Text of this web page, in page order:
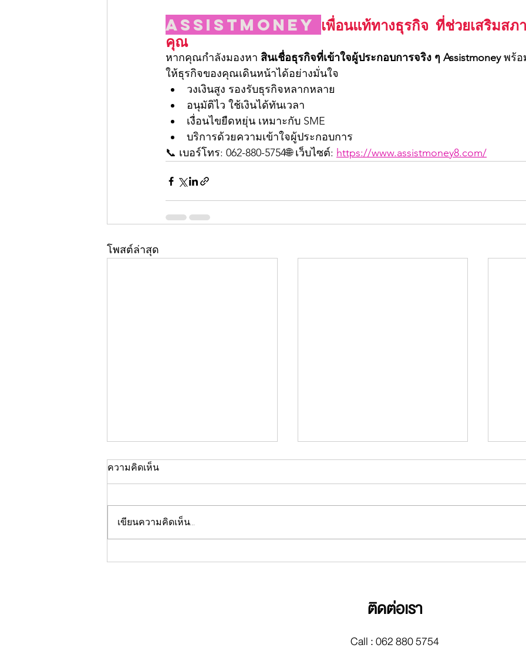
Assistmoney เพื่อนแท้ทางธุรกิจ ที่ช่วยเสริมสภ
คุณ
หากคุณกำลังมองหา สินเชื่อธุรกิจที่เข้าใจผู้ประกอบการจริง ๆ Assistmoney พร้อ
ให้ธุรกิจของคุณเดินหน้าได้อย่างมั่นใจ
วงเงินสูง รองรับธุรกิจหลากหลาย
อนุมัติไว ใช้เงินได้ทันเวลา
เงื่อนไขยืดหยุ่น เหมาะกับ SME
บริการด้วยความเข้าใจผู้ประกอบการ
📞 เบอร์โทร: 062-880-5754🌐 เว็บไซต์: https://www.assistmoney8.com/
โพสต์ล่าสุด
ใบ DBD พร้อม ธุรกิจไปต่อ
ใบ DBD พร้อม ธุรกิจไปต่อ
ใบ
ความคิดเห็น
เขียนความคิดเห็น…
ติดต่อเรา
Call : 062 880 5754